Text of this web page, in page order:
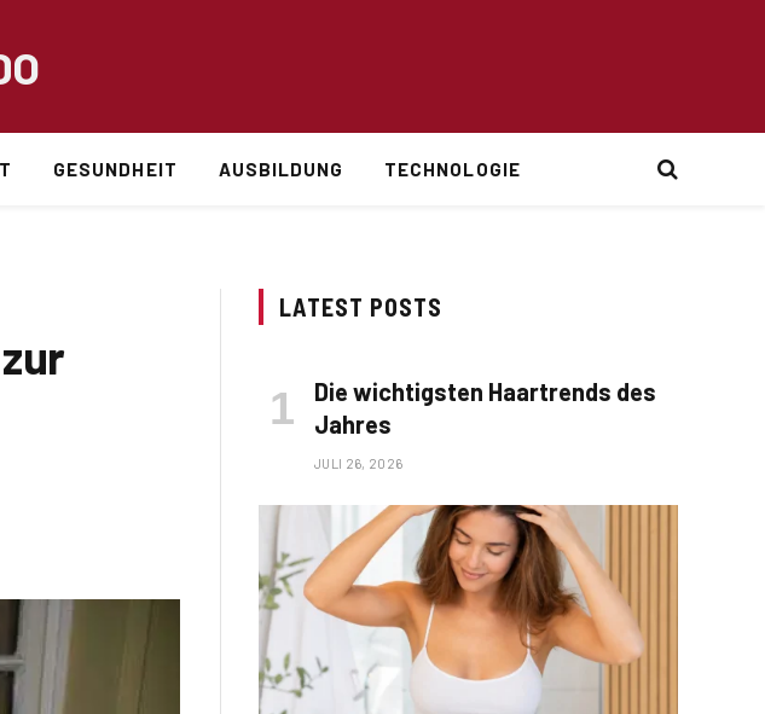
GESUNDHEIT AUSBILDUNG TECHNOLOGIE
LATEST POSTS
Die wichtigsten Haartrends des
Jahres
JULI 26, 2026